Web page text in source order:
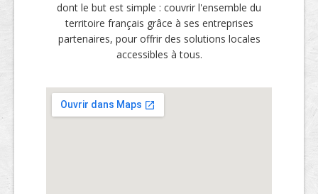
dont le but est simple : couvrir l'ensemble du
territoire français grâce à ses entreprises
partenaires, pour offrir des solutions locales
accessibles à tous.